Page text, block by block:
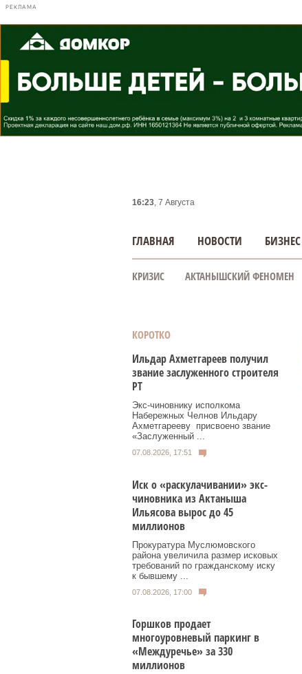
РЕКЛАМА
16:23, 7 Августа
ГЛАВНАЯ НОВОСТИ БИЗНЕС
КРИЗИС АКТАНЫШСКИЙ ФЕНОМЕН
КОРОТКО
Ильдар Ахметгареев получил
звание заслуженного строителя
РТ
Экс‑чиновнику исполкома
Набережных Челнов Ильдару
Ахметгарееву присвоено звание
«Заслуженный ...
07.08.2026, 17:51
Иск о «раскулачивании» экс-
чиновника из Актаныша
Ильясова вырос до 45
миллионов
Прокуратура Муслюмовского
района увеличила размер исковых
требований по гражданскому иску
к бывшему ...
07.08.2026, 17:00
Горшков продает
многоуровневый паркинг в
«Междуречье» за 330
миллионов